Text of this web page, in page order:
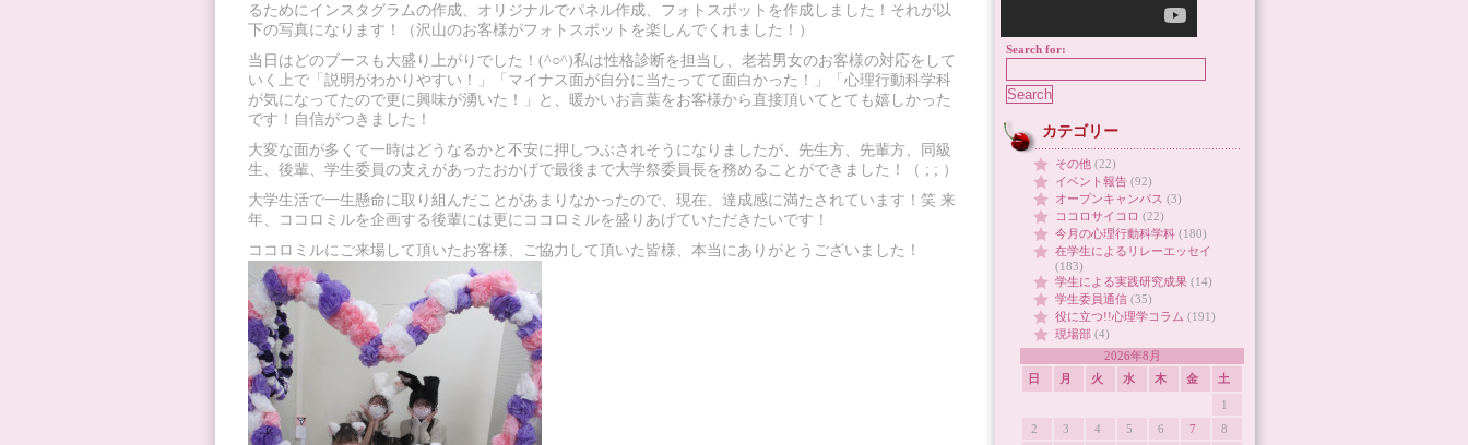
るためにインスタグラムの作成、オリジナルでパネル作成、フォトスポットを作成しました！それが以
下の写真になります！（沢山のお客様がフォトスポットを楽しんでくれました！）
当日はどのブースも大盛り上がりでした！(^○^)私は性格診断を担当し、老若男女のお客様の対応をして
いく上で「説明がわかりやすい！」「マイナス面が自分に当たってて面白かった！」「心理行動科学科
が気になってたので更に興味が湧いた！」と、暖かいお言葉をお客様から直接頂いてとても嬉しかった
です！自信がつきました！
大変な面が多くて一時はどうなるかと不安に押しつぶされそうになりましたが、先生方、先輩方、同級
生、後輩、学生委員の支えがあったおかげで最後まで大学祭委員長を務めることができました！（ ; ; ）
大学生活で一生懸命に取り組んだことがあまりなかったので、現在、達成感に満たされています！笑 来
年、ココロミルを企画する後輩には更にココロミルを盛りあげていただきたいです！
ココロミルにご来場して頂いたお客様、ご協力して頂いた皆様、本当にありがとうございました！
Search for:
カテゴリー
その他 (22)
イベント報告 (92)
オープンキャンパス (3)
ココロサイコロ (22)
今月の心理行動科学科 (180)
在学生によるリレーエッセイ
(183)
学生による実践研究成果 (14)
学生委員通信 (35)
役に立つ!!心理学コラム (191)
現場部 (4)
2026年8月
日
月 火 水 木 金
土
1
2
3 4 5 6 7
8